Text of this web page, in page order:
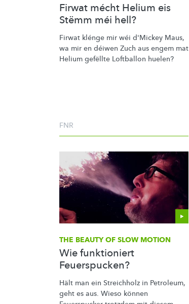
Firwat mécht Helium eis
Stëmm méi hell?
Firwat klénge mir wéi d'Mickey Maus,
wa mir en déiwen Zuch aus engem mat
Helium gefëllte Loftballon huelen?
FNR
THE BEAUTY OF SLOW MOTION
Wie funktioniert
Feuerspucken?
Hält man ein Streichholz in Petroleum,
geht es aus. Wieso können